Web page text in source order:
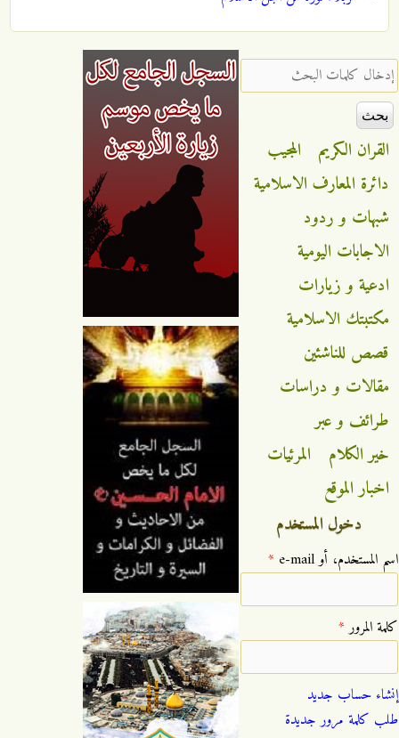
‏إدخال كلمات البحث ‏
القران الكريم
المجيب
دائرة المعارف الاسلامية
شبهات و ردود
الاجابات اليومية
ادعية و زيارات
مكتبتك الاسلامية
قصص للناشئين
مقالات و دراسات
طرائف و عبر
خير الكلام
المرئيات
اخبار الموقع
دخول المستخدم
‏اسم المستخدم، أو e-mail ‏ *
‏كلمة المرور ‏*
إنشاء حساب جديد
طلب كلمة مرور جديدة